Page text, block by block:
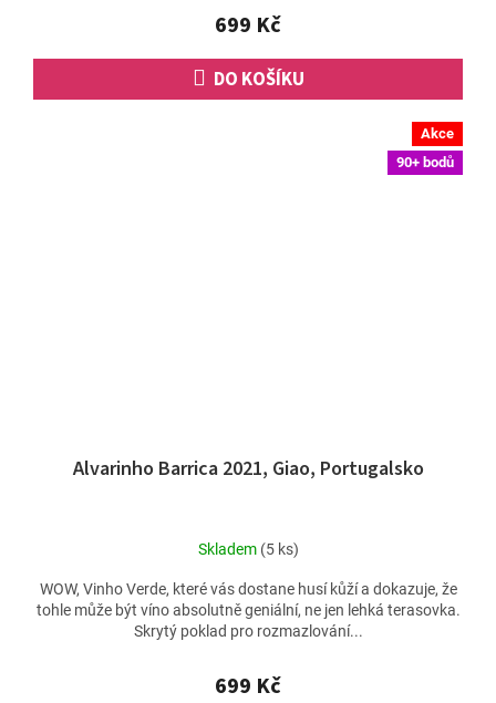
5
hvězdiček.
699 Kč
DO KOŠÍKU
Akce
90+ bodů
Alvarinho Barrica 2021, Giao, Portugalsko
Skladem (5 ks)
699 Kč
WOW, Vinho Verde, které vás dostane husí kůží a dokazuje, že
tohle může být víno absolutně geniální, ne jen lehká terasovka.
Skrytý poklad pro rozmazlování...